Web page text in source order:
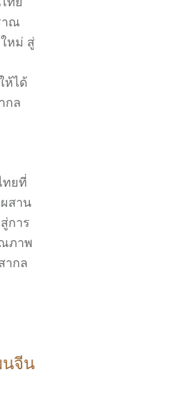
าณ
หม่ สู่
ห้ได้
กล
ยที่
สาน
การ
ภาพ
ากล
จีน